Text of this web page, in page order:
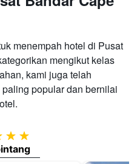
menempah hotel di Pusat
mengikut kelas
kami juga telah
popular dan bernilai
4 bintang